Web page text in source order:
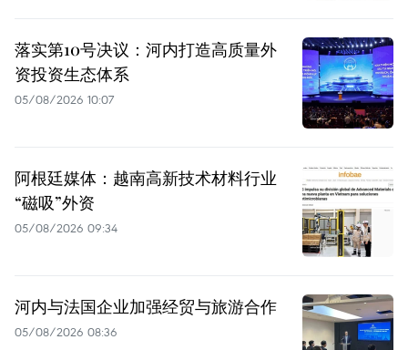
落实第10号决议：河内打造高质量外
资投资生态体系
05/08/2026 10:07
阿根廷媒体：越南高新技术材料行业
“磁吸”外资
05/08/2026 09:34
河内与法国企业加强经贸与旅游合作
05/08/2026 08:36